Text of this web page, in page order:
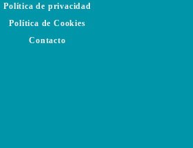
Política de privacidad
Política de Cookies
Contacto